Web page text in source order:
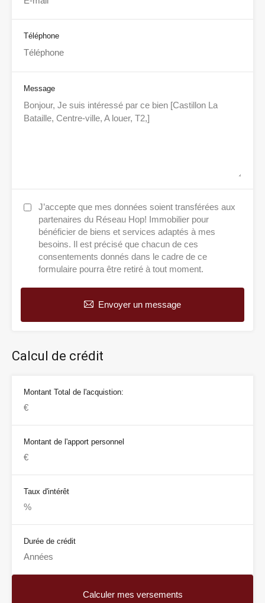
Téléphone
Message
J’accepte que mes données soient transférées aux
partenaires du Réseau Hop! Immobilier pour
bénéficier de biens et services adaptés à mes
besoins. Il est précisé que chacun de ces
consentements donnés dans le cadre de ce
formulaire pourra être retiré à tout moment.
Envoyer un message
Calcul de crédit
Montant Total de l'acquistion:
Montant de l'apport personnel
Taux d'intérêt
Durée de crédit